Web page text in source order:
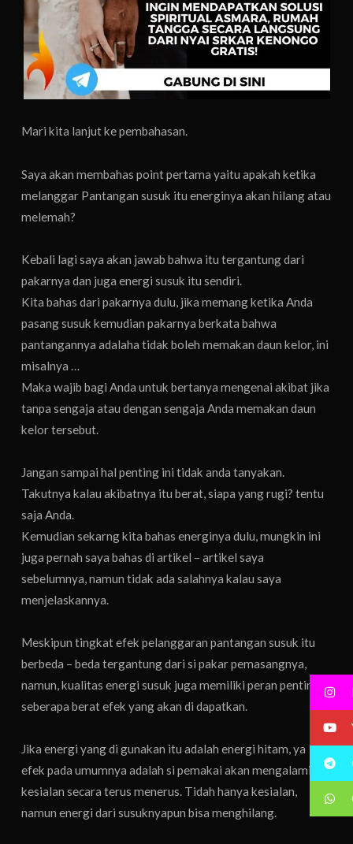
Mari kita lanjut ke pembahasan.
Saya akan membahas point pertama yaitu apakah ketika
melanggar Pantangan susuk itu energinya akan hilang atau
melemah?
Kebali lagi saya akan jawab bahwa itu tergantung dari
pakarnya dan juga energi susuk itu sendiri.
Kita bahas dari pakarnya dulu, jika memang ketika Anda
pasang susuk kemudian pakarnya berkata bahwa
pantangannya adalaha tidak boleh memakan daun kelor, ini
misalnya …
Maka wajib bagi Anda untuk bertanya mengenai akibat jika
tanpa sengaja atau dengan sengaja Anda memakan daun
kelor tersebut.
Jangan sampai hal penting ini tidak anda tanyakan.
Takutnya kalau akibatnya itu berat, siapa yang rugi? tentu
saja Anda.
Kemudian sekarng kita bahas energinya dulu, mungkin ini
juga pernah saya bahas di artikel – artikel saya
sebelumnya, namun tidak ada salahnya kalau saya
menjelaskannya.
Meskipun tingkat efek pelanggaran pantangan susuk itu
berbeda – beda tergantung dari si pakar pemasangnya,
namun, kualitas energi susuk juga memiliki peran penting
seberapa berat efek yang akan di dapatkan.
Jika energi yang di gunakan itu adalah energi hitam, ya
efek pada umumnya adalah si pemakai akan mengalami
kesialan secara terus menerus. Tidah hanya kesialan,
namun energi dari susuknyapun bisa menghilang.